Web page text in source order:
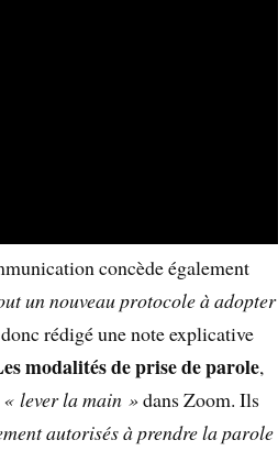
concède également
un nouveau protocole à adopter
rédigé une note explicative
modalités de prise de parole,
« lever la main »dans Zoom. Ils
autorisés à prendre la parole